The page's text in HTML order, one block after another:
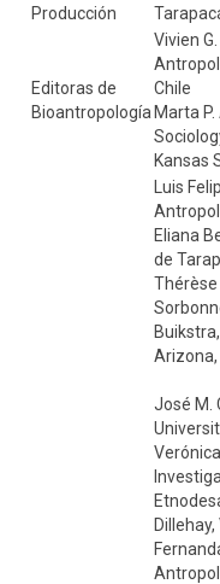
Producción
Editoras de
Bioantropología
Vivien
Chile
Marta
Kansas
Luis
Eliana
de
Thérèse
Arizona,
José M.